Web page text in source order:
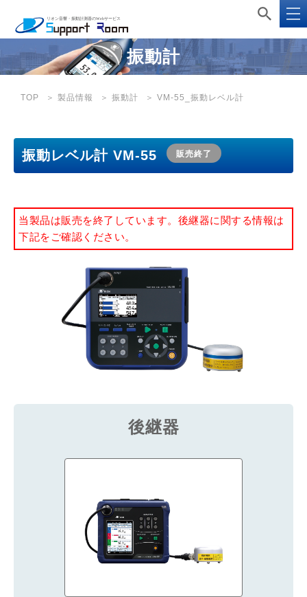
振動計
TOP 製品情報 振動計 VM-55_振動レベル計
振動レベル計 VM-55 販売終了
当製品は販売を終了しています。後継器に関する情報は
下記をご確認ください。
後継器